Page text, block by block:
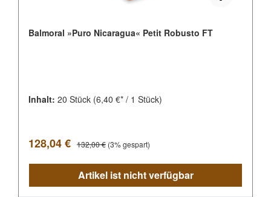
Balmoral »Puro Nicaragua« Petit Robusto FT
Inhalt: 20 Stück (6,40 €* / 1 Stück)
Verkaufspreis:
128,04 € Regulärer Preis:
132,00 € (3% gespart)
Artikel ist nicht verfügbar